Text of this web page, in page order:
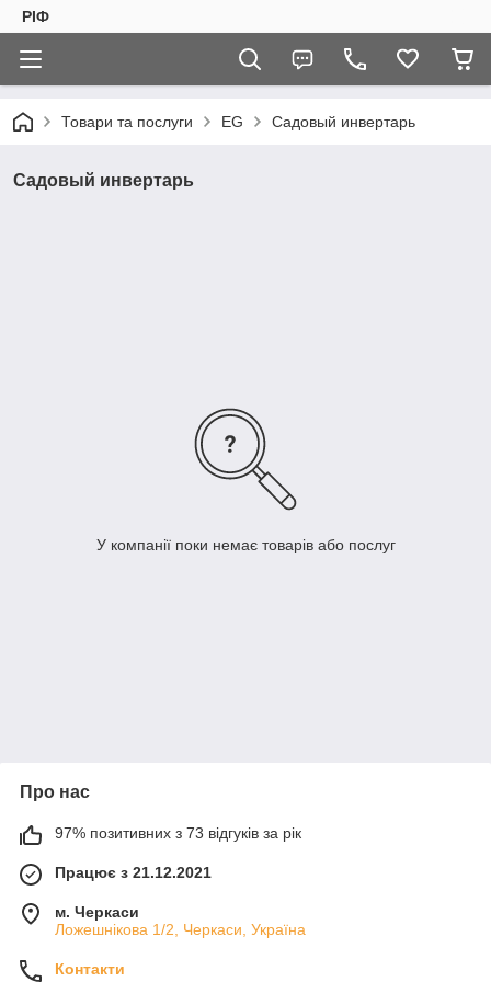
РІФ
Товари та послуги EG Садовый инвертарь
Садовый инвертарь
У компанії поки немає товарів або послуг
Про нас
97% позитивних з 73 відгуків за рік
Працює з 21.12.2021
м. Черкаси
Ложешнікова 1/2, Черкаси, Україна
Контакти